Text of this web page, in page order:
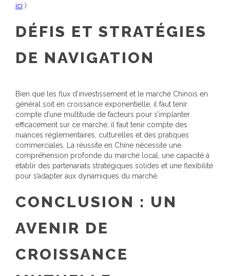
ici )
DÉFIS ET STRATÉGIES
DE NAVIGATION
Bien que les flux d’investissement et le marché Chinois en
général soit en croissance exponentielle, il faut tenir
compte d’une multitude de facteurs pour s’implanter
efficacement sur ce marché, il faut tenir compte des
nuances réglementaires, culturelles et des pratiques
commerciales. La réussite en Chine nécessite une
compréhension profonde du marché local, une capacité à
établir des partenariats stratégiques solides et une flexibilité
pour s’adapter aux dynamiques du marché.
CONCLUSION : UN
AVENIR DE
CROISSANCE